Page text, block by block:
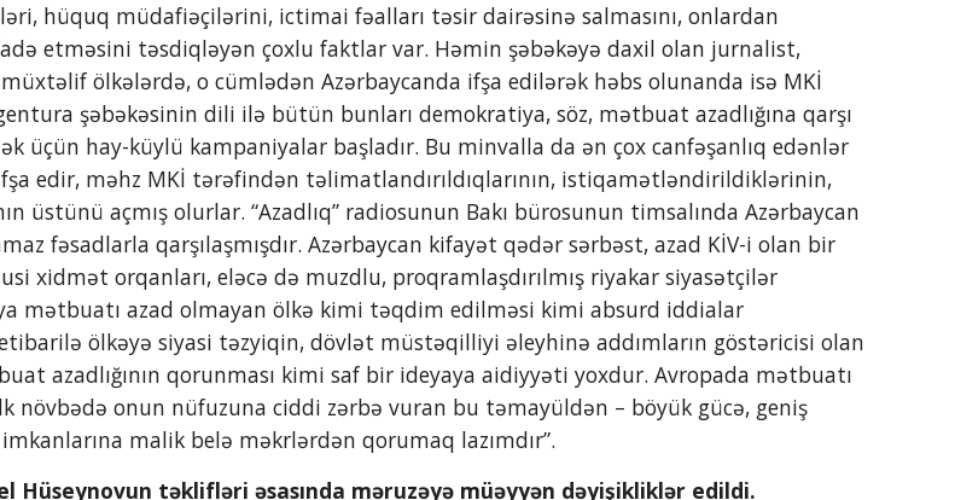
hüquq müdafiəçilərini, ictimai fəalları təsir dairəsinə salmasını, onlardan
etməsini təsdiqləyən çoxlu faktlar var. Həmin şəbəkəyə daxil olan jurnalist,
ölkələrdə, o cümlədən Azərbaycanda ifşa edilərək həbs olunanda isə MKİ
şəbəkəsinin dili ilə bütün bunları demokratiya, söz, mətbuat azadlığına qarşı
üçün hay-küylü kampaniyalar başladır. Bu minvalla da ən çox canfəşanlıq edənlər
edir, məhz MKİ tərəfindən təlimatlandırıldıqlarının, istiqamətləndirildiklərinin,
üstünü açmış olurlar. “Azadlıq” radiosunun Bakı bürosunun timsalında Azərbaycan
fəsadlarla qarşılaşmışdır. Azərbaycan kifayət qədər sərbəst, azad KİV-i olan bir
xidmət orqanları, eləcə də muzdlu, proqramlaşdırılmış riyakar siyasətçilər
mətbuatı azad olmayan ölkə kimi təqdim edilməsi kimi absurd iddialar
ölkəyə siyasi təzyiqin, dövlət müstəqilliyi əleyhinə addımların göstəricisi olan
azadlığının qorunması kimi saf bir ideyaya aidiyyəti yoxdur. Avropada mətbuatı
növbədə onun nüfuzuna ciddi zərbə vuran bu təmayüldən – böyük gücə, geniş
malik belə məkrlərdən qorumaq lazımdır”.
Hüseynovun təklifləri əsasında məruzəyə müəyyən dəyişikliklər edildi.